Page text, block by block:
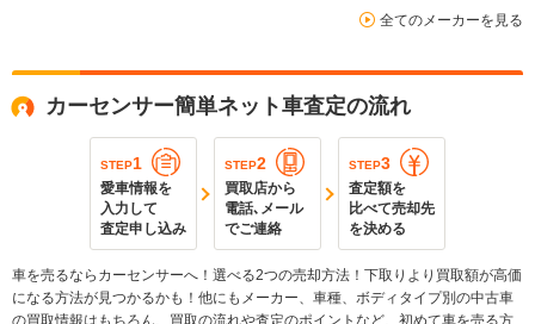
全てのメーカーを見る
カーセンサー簡単ネット車査定の流れ
STEP1
愛車情報を
入力して
査定申し込み
STEP2
買取店から
電話､メール
でご連絡
STEP3
査定額を
比べて売却先
を決める
車を売るならカーセンサーへ！選べる2つの売却方法！下取りより買取額が高価
になる方法が見つかるかも！他にもメーカー、車種、ボディタイプ別の中古車
の買取情報はもちろん、買取の流れや査定のポイントなど、初めて車を売る方